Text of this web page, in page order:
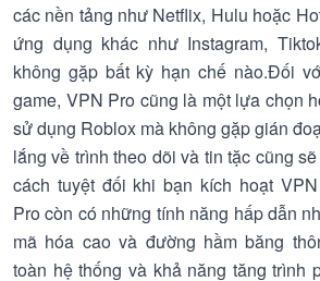
các nền tảng như Netflix, Hulu hoặc
ứng dụng khác như Instagram,
không gặp bất kỳ hạn chế nào.Đối
game, VPN Pro cũng là một lựa chọn
sử dụng Roblox mà không gặp gián
lắng về trình theo dõi và tin tặc cũng
cách tuyệt đối khi bạn kích hoạt
Pro còn có những tính năng hấp dẫn
mã hóa cao và đường hầm băng
toàn hệ thống và khả năng tăng trình